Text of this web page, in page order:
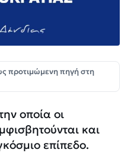
προτιμώμενη πηγή στη
οποία οι
και
επίπεδο.